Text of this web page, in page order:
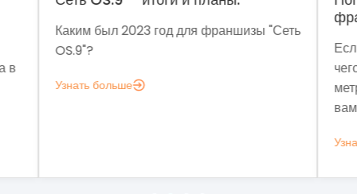
Если задумались над вопросом «А для
метрик, которые помогут понять, зачем
мы